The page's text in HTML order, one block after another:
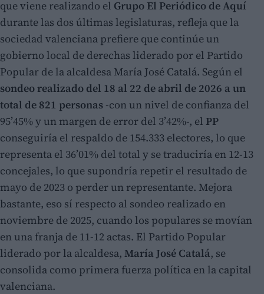
que viene realizando el Grupo El Periódico de Aquí
durante las dos últimas legislaturas, refleja que la
sociedad valenciana prefiere que continúe un
gobierno local de derechas liderado por el Partido
Popular de la alcaldesa María José Catalá. Según el
sondeo realizado del 18 al 22 de abril de 2026 a un
total de 821 personas -con un nivel de confianza del
95’45% y un margen de error del 3’42%-, el PP
conseguiría el respaldo de 154.333 electores, lo que
representa el 36’01% del total y se traduciría en 12-13
concejales, lo que supondría repetir el resultado de
mayo de 2023 o perder un representante. Mejora
bastante, eso sí respecto al sondeo realizado en
noviembre de 2025, cuando los populares se movían
en una franja de 11-12 actas. El Partido Popular
liderado por la alcaldesa, María José Catalá, se
consolida como primera fuerza política en la capital
valenciana.